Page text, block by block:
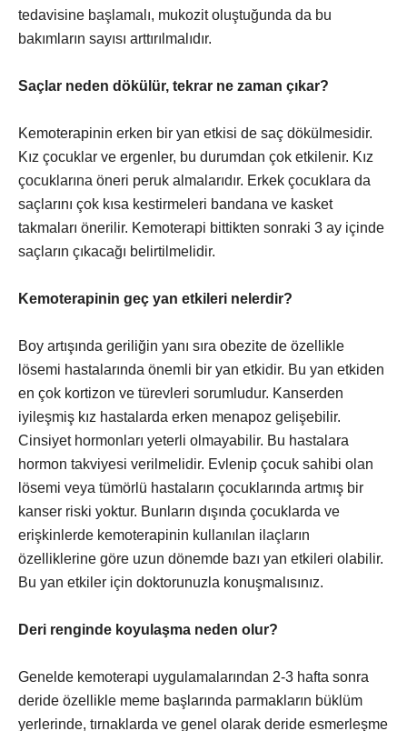
tedavisine başlamalı, mukozit oluştuğunda da bu
bakımların sayısı arttırılmalıdır.
Saçlar neden dökülür, tekrar ne zaman çıkar?
Kemoterapinin erken bir yan etkisi de saç dökülmesidir.
Kız çocuklar ve ergenler, bu durumdan çok etkilenir. Kız
çocuklarına öneri peruk almalarıdır. Erkek çocuklara da
saçlarını çok kısa kestirmeleri bandana ve kasket
takmaları önerilir. Kemoterapi bittikten sonraki 3 ay içinde
saçların çıkacağı belirtilmelidir.
Kemoterapinin geç yan etkileri nelerdir?
Boy artışında geriliğin yanı sıra obezite de özellikle
lösemi hastalarında önemli bir yan etkidir. Bu yan etkiden
en çok kortizon ve türevleri sorumludur. Kanserden
iyileşmiş kız hastalarda erken menapoz gelişebilir.
Cinsiyet hormonları yeterli olmayabilir. Bu hastalara
hormon takviyesi verilmelidir. Evlenip çocuk sahibi olan
lösemi veya tümörlü hastaların çocuklarında artmış bir
kanser riski yoktur. Bunların dışında çocuklarda ve
erişkinlerde kemoterapinin kullanılan ilaçların
özelliklerine göre uzun dönemde bazı yan etkileri olabilir.
Bu yan etkiler için doktorunuzla konuşmalısınız.
Deri renginde koyulaşma neden olur?
Genelde kemoterapi uygulamalarından 2-3 hafta sonra
deride özellikle meme başlarında parmakların büklüm
yerlerinde, tırnaklarda ve genel olarak deride esmerleşme